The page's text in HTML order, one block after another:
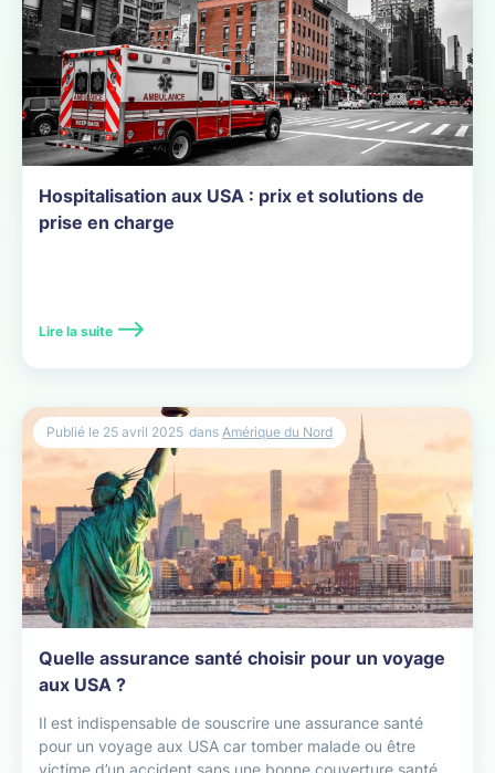
Hospitalisation aux USA : prix et solutions de
prise en charge
Lire la suite
Quelle assurance santé choisir pour un voyage
aux USA ?
Il est indispensable de souscrire une assurance santé
pour un voyage aux USA car tomber malade ou être
victime d’un accident sans une bonne couverture santé
Publié le 25 avril 2025 dans Amérique du Nord